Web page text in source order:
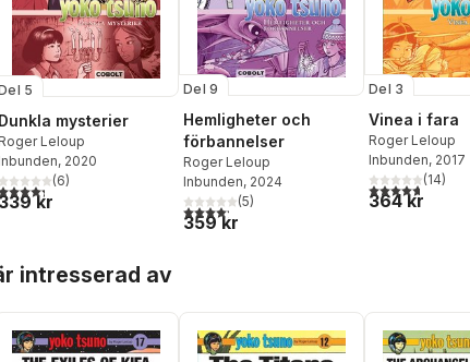
röster:
5
Dunkla mysterier
Roger Leloup
Inbunden, 2020
utav 5 stjärnor. Totalt antal röster:
(6)
339 kr
Del 9
Hemligheter och
förbannelser
Roger Leloup
Inbunden, 2024
4,2utav 5 stjärnor. Totalt antal röster:
(5)
359 kr
Del 3
Vinea i fara
Roger Leloup
Inbunden, 2017
4,7utav 5(14)
364 kr
intresserad av